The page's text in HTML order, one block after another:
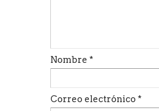
Nombre *
Correo electrónico *